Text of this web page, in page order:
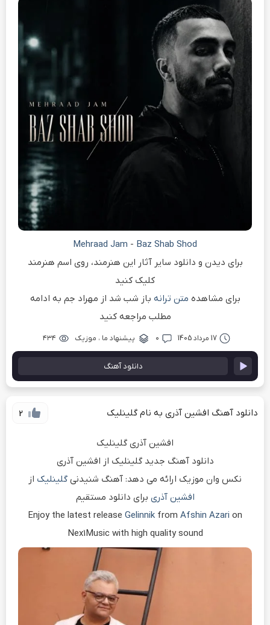
Mehraad Jam - Baz Shab Shod
برای دیدن و دانلود سایر آثار این هنرمند، روی اسم هنرمند
کلیک کنید
برای مشاهده متن ترانه باز شب شد از مهراد جم به ادامه
مطلب مراجعه کنید
17 مرداد 1405 ۰ پیشنهاد ما ، موزیک ۴۳۴
دانلود آهنگ
2 دانلود آهنگ افشین آذری به نام گلینلیک
افشین آذری گلینلیک
دانلود آهنگ جدید گلینلیک از افشین آذری
نکس وان موزیک ارائه می دهد: آهنگ شنیدنی گلینلیک از
افشین آذری برای دانلود مستقیم
Enjoy the latest release Gelinnik from Afshin Azari on
Nex1Music with high quality sound